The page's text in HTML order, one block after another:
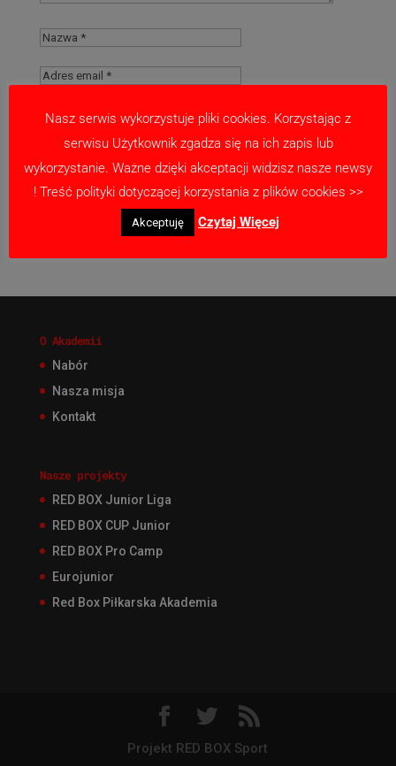
Zapamiętaj moje dane w tej przeglądarce
podczas pisania kolejnych komentarzy.
O Akademii
Nabór
Nasza misja
Kontakt
Nasze projekty
RED BOX Junior Liga
RED BOX CUP Junior
RED BOX Pro Camp
Eurojunior
Red Box Piłkarska Akademia
Projekt RED BOX Sport
Nasz serwis wykorzystuje pliki cookies. Korzystając z
serwisu Użytkownik zgadza się na ich zapis lub
wykorzystanie. Ważne dzięki akceptacji widzisz nasze newsy
! Treść polityki dotyczącej korzystania z plików cookies >>
Akceptuję Czytaj Więcej